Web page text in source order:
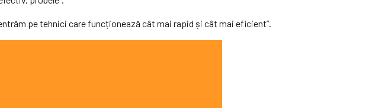
pe tehnici care funcționează cât mai rapid și cât mai eficient”.